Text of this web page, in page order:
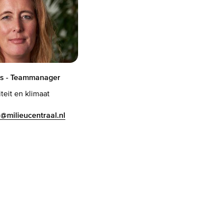
- Teammanager
en klimaat